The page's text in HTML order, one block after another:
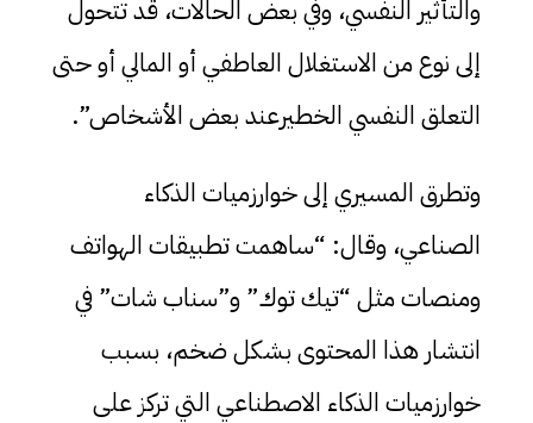
والتأثير النفسي، وفي بعض الحالات، قد تتحول
إلى نوع من الاستغلال العاطفي أو المالي أو حتى
التعلق النفسي الخطيرعند بعض الأشخاص”.
وتطرق المسيري إلى خوارزميات الذكاء
الصناعي، وقال: “ساهمت تطبيقات الهواتف
ومنصات مثل “تيك توك” و”سناب شات” في
انتشار هذا المحتوى بشكل ضخم، بسبب
خوارزميات الذكاء الاصطناعي التي تركز على